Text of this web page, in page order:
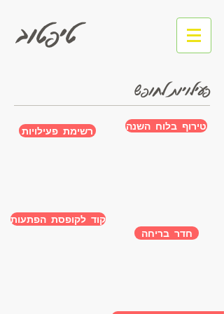
טיפטוב
פעילויות לחופש
רשימת פעילויות
קוד לקופסת הפתעות
טירוף בלוח השנה
חדר בריחה